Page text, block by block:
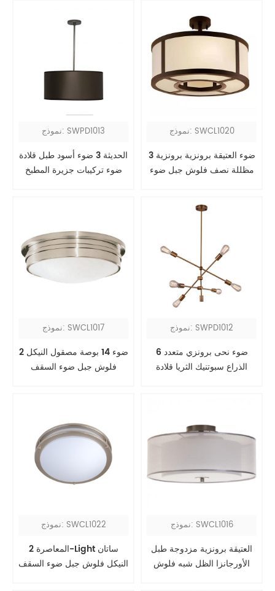
نموذج: SWPD1013
الحديثة 3 ضوء أسود طبل قلادة
ضوء تركيبات جزيرة المطبخ
نموذج: SWCL1020
3 ضوء العتيقة برونزية برونزية
مظللة نصف فلوش جبل ضوء
نموذج: SWCL1017
2 ضوء 14 بوصة مصقول النيكل
فلوش جبل ضوء السقف
نموذج: SWPD1012
6 ضوء نحى برونزي متعدد
الذراع سبوتنيك الثريا قلادة
نموذج: SWCL1022
المعاصرة 2-Light ساتان
النيكل فلوش جبل ضوء السقف
نموذج: SWCL1016
العتيقة برونزية مزدوجة طبل
الأورجانزا الظل شبه فلوش